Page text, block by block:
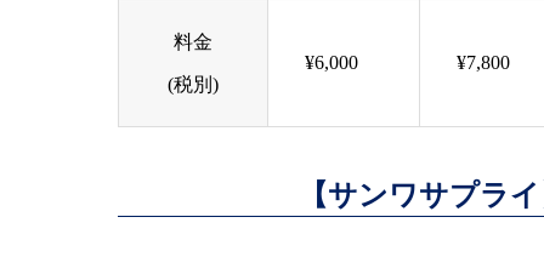
料金
(税別)
¥6,000 ¥7,800
【サンワサプラ